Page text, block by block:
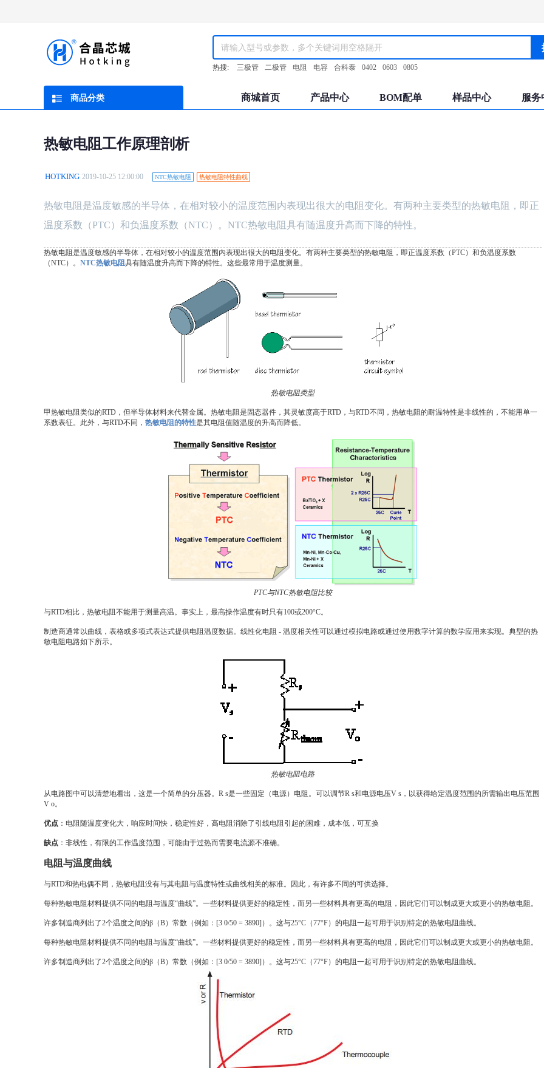
热搜: 三极管 二极管 电阻 电容 合科泰 0402 0603 0805
商品分类 商城首页 产品中心 BOM配单 样品中心 服务
热敏电阻工作原理剖析
HOTKING 2019-10-25 12:00:00 NTC热敏电阻 热敏电阻特性曲线
热敏电阻是温度敏感的半导体，在相对较小的温度范围内表现出很大的电阻变化。有两种主要类型的热敏电阻，即正
温度系数（PTC）和负温度系数（NTC）。NTC热敏电阻具有随温度升高而下降的特性。
热敏电阻是温度敏感的半导体，在相对较小的温度范围内表现出很大的电阻变化。有两种主要类型的热敏电阻，即正温度系数（PTC）和负温度系数
（NTC）。 NTC热敏电阻具有随温度升高而下降的特性。这些最常用于温度测量。
热敏电阻类型
甲热敏电阻类似的RTD，但半导体材料来代替金属。热敏电阻是固态器件，其灵敏度高于RTD，与RTD不同，热敏电阻的耐温特性是非线性的，不能用单一
系数表征。此外，与RTD不同， 热敏电阻的特性是其电阻值随温度的升高而降低。
PTC与NTC热敏电阻比较
与RTD相比，热敏电阻不能用于测量高温。事实上，最高操作温度有时只有100或200°C。
制造商通常以曲线，表格或多项式表达式提供电阻温度数据。线性化电阻 - 温度相关性可以通过模拟电路或通过使用数字计算的数学应用来实现。典型的热
敏电阻电路如下所示。
热敏电阻电路
从电路图中可以清楚地看出，这是一个简单的分压器。R s是一些固定（电源）电阻。可以调节R s和电源电压V s，以获得给定温度范围的所需输出电压范围
V o。
优点 ：电阻随温度变化大，响应时间快，稳定性好，高电阻消除了引线电阻引起的困难，成本低，可互换
缺点 ：非线性，有限的工作温度范围，可能由于过热而需要电流源不准确。
电阻与温度曲线
与RTD和热电偶不同，热敏电阻没有与其电阻与温度特性或曲线相关的标准。因此，有许多不同的可供选择。
每种热敏电阻材料提供不同的电阻与温度“曲线”。一些材料提供更好的稳定性，而另一些材料具有更高的电阻，因此它们可以制成更大或更小的热敏电阻。
许多制造商列出了2个温度之间的β（B）常数（例如：[3 0/50 = 3890]）。这与25°C（77°F）的电阻一起可用于识别特定的热敏电阻曲线。
每种热敏电阻材料提供不同的电阻与温度“曲线”。一些材料提供更好的稳定性，而另一些材料具有更高的电阻，因此它们可以制成更大或更小的热敏电阻。
许多制造商列出了2个温度之间的β（B）常数（例如：[3 0/50 = 3890]）。这与25°C（77°F）的电阻一起可用于识别特定的热敏电阻曲线。